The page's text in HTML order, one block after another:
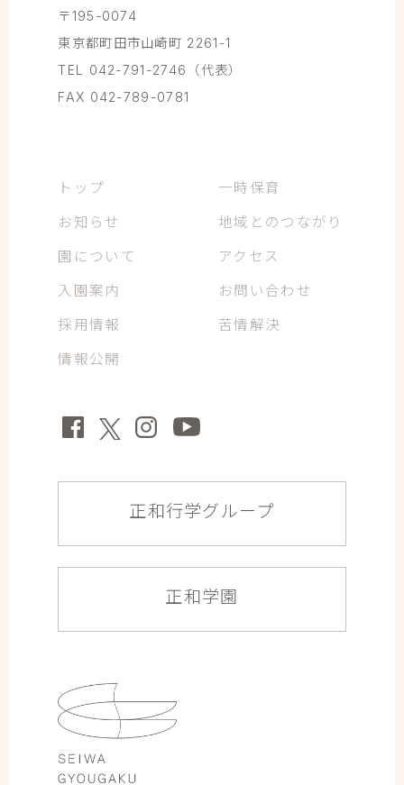
〒195-0074
東京都町田市山崎町 2261-1
TEL 042-791-2746（代表）
FAX 042-789-0781
トップ
お知らせ
園について
入園案内
採用情報
情報公開
一時保育
地域とのつながり
アクセス
お問い合わせ
苦情解決
正和行学グループ
正和学園